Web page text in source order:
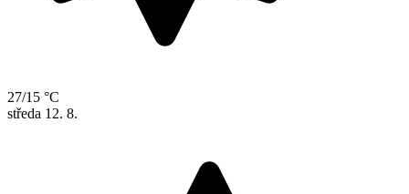
27/15 °C
středa 12. 8.